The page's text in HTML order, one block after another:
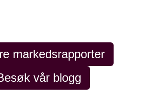
markedsrapporter
vår blogg